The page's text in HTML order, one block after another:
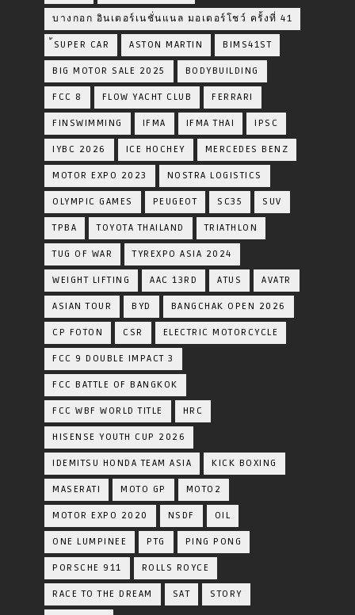
บางกอก อินเตอร์เนชั่นแนล มอเตอร์โชว์ ครั้งที่ 41
้SUPER CAR ASTON MARTIN BIMS41ST
BIG MOTOR SALE 2025 BODYBUILDING
FCC 8 FLOW YACHT CLUB FERRARI
FINSWIMMING IFMA IFMA THAI IPSC
IYBC 2026 ICE HOCHEY MERCEDES BENZ
MOTOR EXPO 2023 NOSTRA LOGISTICS
OLYMPIC GAMES PEUGEOT SC35 SUV
TPBA TOYOTA​ THAILAND​ TRIATHLON
TUG OF WAR TYREXPO ASIA 2024
WEIGHT LIFTING AAC 13RD ATUS AVATR
ASIAN TOUR BYD BANGCHAK OPEN 2026
CP FOTON CSR ELECTRIC MOTORCYCLE
FCC 9 DOUBLE IMPACT 3
FCC BATTLE OF BANGKOK
FCC WBF WORLD TITLE HRC
HISENSE YOUTH CUP 2026
IDEMITSU HONDA TEAM ASIA KICK BOXING
MASERATI MOTO GP MOTO2
MOTOR EXPO 2020 NSDF OIL
ONE LUMPINEE PTG PING PONG
PORSCHE 911 ROLLS ROYCE
RACE TO THE DREAM SAT STORY